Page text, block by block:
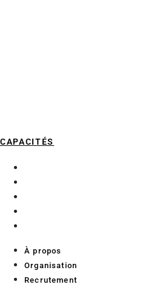
CAPACITÉS
À propos
Organisation
Recrutement